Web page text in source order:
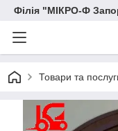
Філія "МІКРО-Ф
Товари та